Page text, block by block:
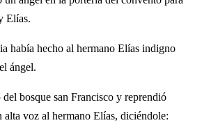
Elías.
había hecho al hermano Elías indigno
ángel.
bosque san Francisco y reprendió
alta voz al hermano Elías, diciéndole: